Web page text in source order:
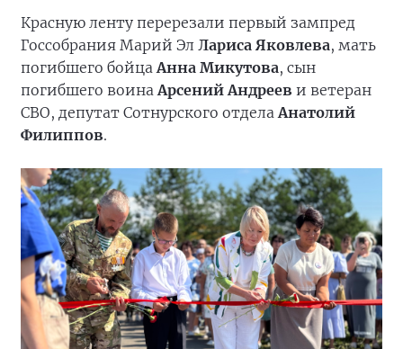
Красную ленту перерезали первый зампред
Госсобрания Марий Эл Лариса Яковлева, мать
погибшего бойца Анна Микутова, сын
погибшего воина Арсений Андреев и ветеран
СВО, депутат Сотнурского отдела Анатолий
Филиппов.